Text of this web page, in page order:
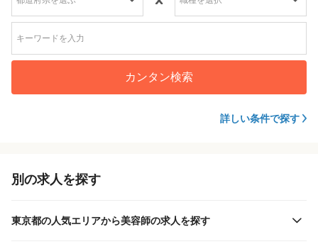
カンタン検索
詳しい条件で探す
別の求人を探す
東京都の人気エリアから美容師の求人を探す